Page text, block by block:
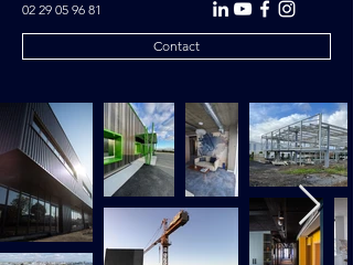
02 29 05 96 81
Contact